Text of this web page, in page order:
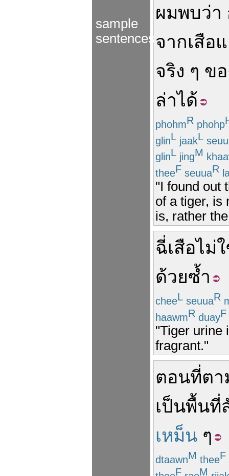
sample
sentences
ผมพบว่า
จากเสือ
จริง ๆ ข
ล่าได้
phohmR phohp
glinL jaakL
glinL jingM
theeF seuuaR
"I found out
of a tiger, is
is, rather
ฉี่เสือไม่
ด้วยซ้ำ
cheeL seuuaR
haawmR duayF
"Tiger urine
fragrant."
ตอนที่ตา
เป็นพื้นที่
เหม็น ๆ
dtaawnM theeF
F M